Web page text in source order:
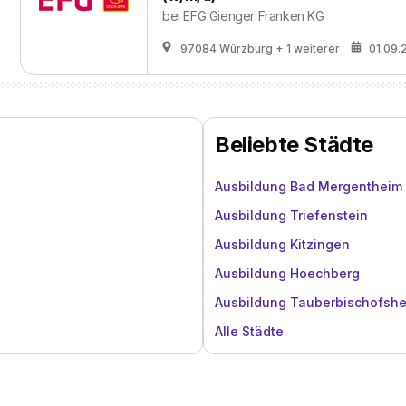
beiEFG Gienger Franken KG
97084 Würzburg + 1 weiterer
Beliebte Städte
Ausbildung Bad Mergentheim
Ausbildung Triefenstein
Ausbildung Kitzingen
Ausbildung Hoechberg
Ausbildung
Alle Städte